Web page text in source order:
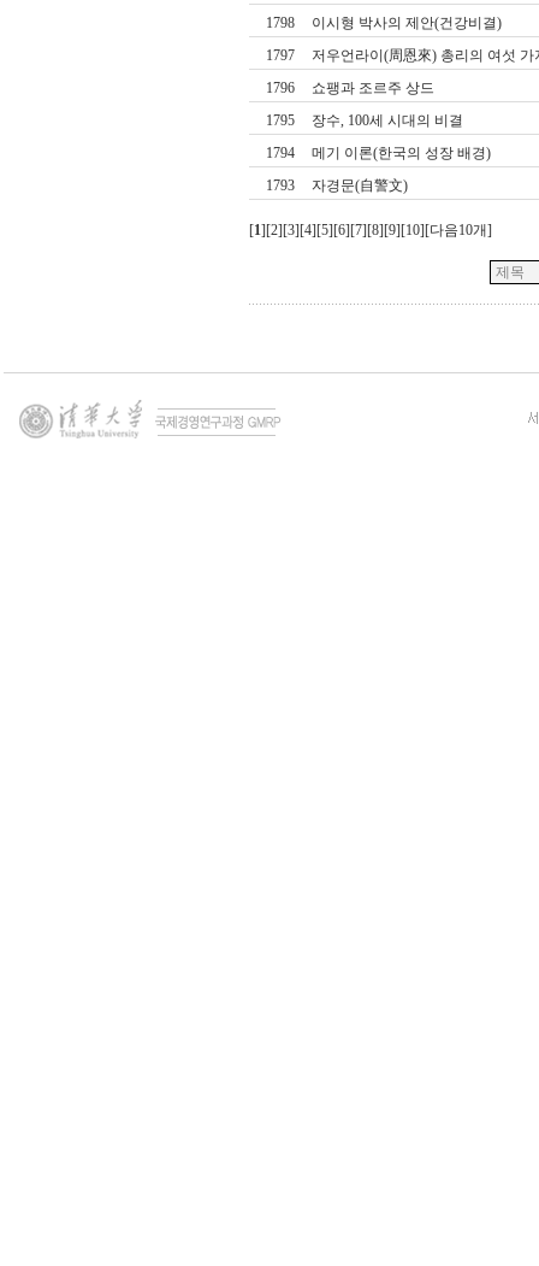
1798
이시형 박사의 제안(건강비결)
1797
저우언라이(周恩來) 총리의 여섯
1796
쇼팽과 조르주 상드
1795
장수, 100세 시대의 비결
1794
메기 이론(한국의 성장 배경)
1793
자경문(自警文)
[1][2][3][4][5][6][7][8][9][10][다음10개]